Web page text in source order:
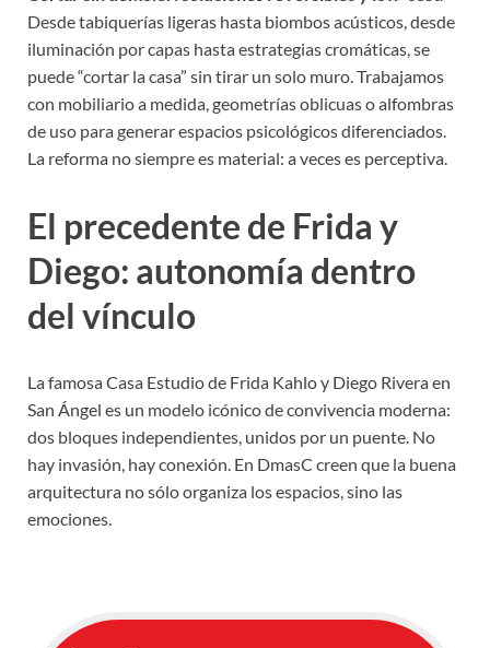
Desde tabiquerías ligeras hasta biombos acústicos, desde
iluminación por capas hasta estrategias cromáticas, se
puede “cortar la casa” sin tirar un solo muro. Trabajamos
con mobiliario a medida, geometrías oblicuas o alfombras
de uso para generar espacios psicológicos diferenciados.
La reforma no siempre es material: a veces es perceptiva.
El precedente de Frida y
Diego: autonomía dentro
del vínculo
La famosa Casa Estudio de Frida Kahlo y Diego Rivera en
San Ángel es un modelo icónico de convivencia moderna:
dos bloques independientes, unidos por un puente. No
hay invasión, hay conexión. En DmasC creen que la buena
arquitectura no sólo organiza los espacios, sino las
emociones.